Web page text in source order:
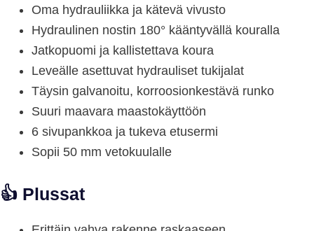
Oma hydrauliikka ja kätevä vivusto
Hydraulinen nostin 180° kääntyvällä kouralla
Jatkopuomi ja kallistettava koura
Leveälle asettuvat hydrauliset tukijalat
Täysin galvanoitu, korroosionkestävä runko
Suuri maavara maastokäyttöön
6 sivupankkoa ja tukeva etusermi
Sopii 50 mm vetokuulalle
👍 Plussat